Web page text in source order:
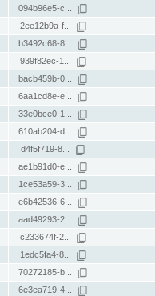
094b96e5-c...
2ee12b9a-f...
b3492c68-8...
939f82ec-1...
bacb459b-0...
6aa1cd8e-e...
33e0bce0-1...
610ab204-d...
d4f5f719-8...
ae1b91d0-e...
1ce53a59-3...
e6b42536-6...
aad49293-2...
c233674f-2...
1edc5fa4-8...
70272185-b...
6e3ea719-4...